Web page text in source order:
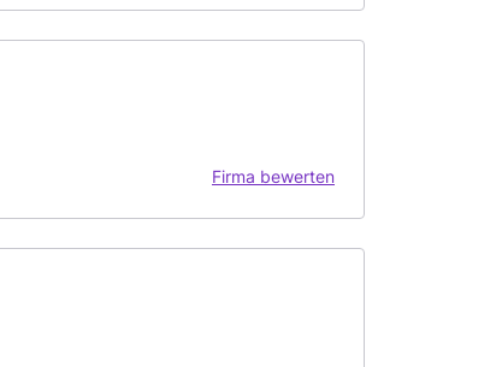
Firma bewerten